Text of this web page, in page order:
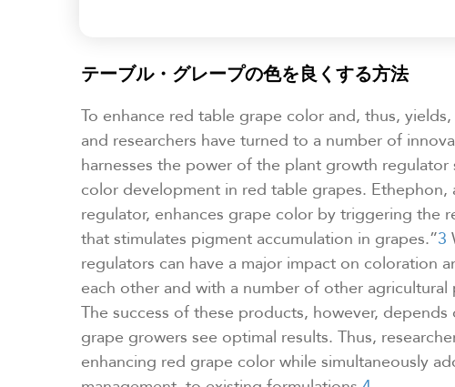
テーブル・グレープの色を良くする方法
To enhance red table grape color and, thus,
and researchers have turned to a number of
harnesses the power of the plant growth
color development in red table grapes.
regulator, enhances grape color by triggering the
that stimulates pigment accumulation in grapes.”3
regulators can have a major impact on coloration
each other and with a number of other
The success of these products, however,
grape growers see optimal results. Thus,
enhancing red grape color while simultaneously